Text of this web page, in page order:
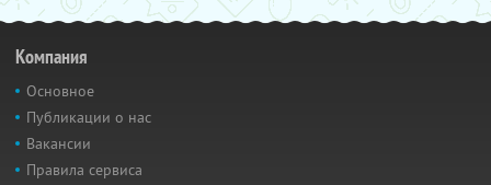
Компания
Основное
Публикации о нас
Вакансии
Правила сервиса